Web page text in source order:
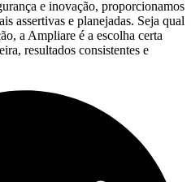
e inovação, proporcionamos
assertivas e planejadas. Seja qual
a Ampliare é a escolha certa
resultados consistentes e